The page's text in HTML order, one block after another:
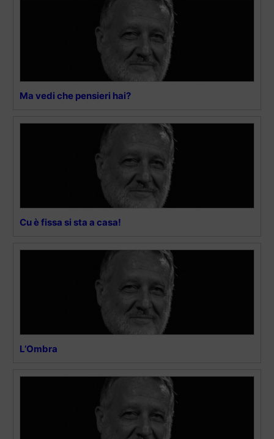
Ma vedi che pensieri hai?
Cu è fissa si sta a casa!
L’Ombra